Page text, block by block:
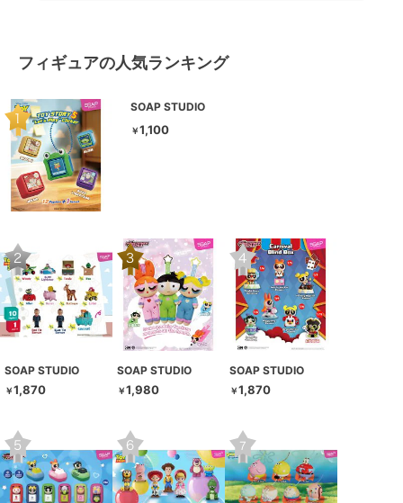
フィギュアの人気ランキング
SOAP STUDIO
￥1,100
SOAP STUDIO
￥1,870
SOAP STUDIO
￥1,980
SOAP STUDIO
￥1,870